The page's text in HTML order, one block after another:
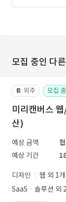
모집 중인 다
📔 외주 모집 중
미리캔버스
산)
예상 금액
예상 기간
디자인
웹 외 1개
SaaSㆍ솔루션 외